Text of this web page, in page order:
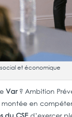
et économique
Var? Ambition
montée en